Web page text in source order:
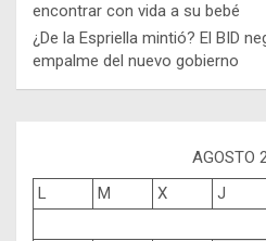
encontrar con vida a su bebé
¿De la Espriella mintió? El BID
empalme del nuevo gobierno
AGOSTO
L
M X J